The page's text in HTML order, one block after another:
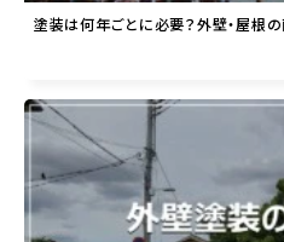
塗装は何年ごとに必要？外壁・屋根